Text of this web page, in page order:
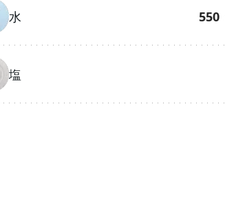
水 550
塩